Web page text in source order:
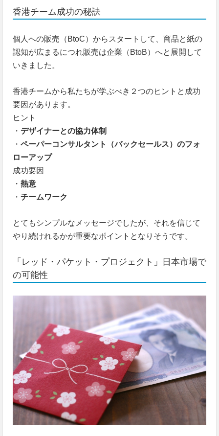
香港チーム成功の秘訣
個人への販売（BtoC）からスタートして、商品と紙の
認知が広まるにつれ販売は企業（BtoB）へと展開して
いきました。
香港チームから私たちが学ぶべき２つのヒントと成功
要因があります。
ヒント
・ デザイナーとの協力体制
・ ペーパーコンサルタント（バックセールス）のフォ
ローアップ
成功要因
・ 熱意
・ チームワーク
とてもシンプルなメッセージでしたが、それを信じて
やり続けれるかが重要なポイントとなりそうです。
「レッド・パケット・プロジェクト」日本市場で
の可能性